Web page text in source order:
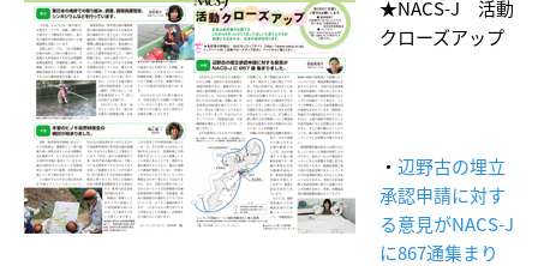
★NACS-J 活動
クローズアップ
・ 辺野古の埋立
承認申請に対す
る意見がNACS-J
に867通集まり